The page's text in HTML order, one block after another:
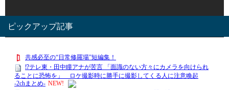
ピックアップ記事